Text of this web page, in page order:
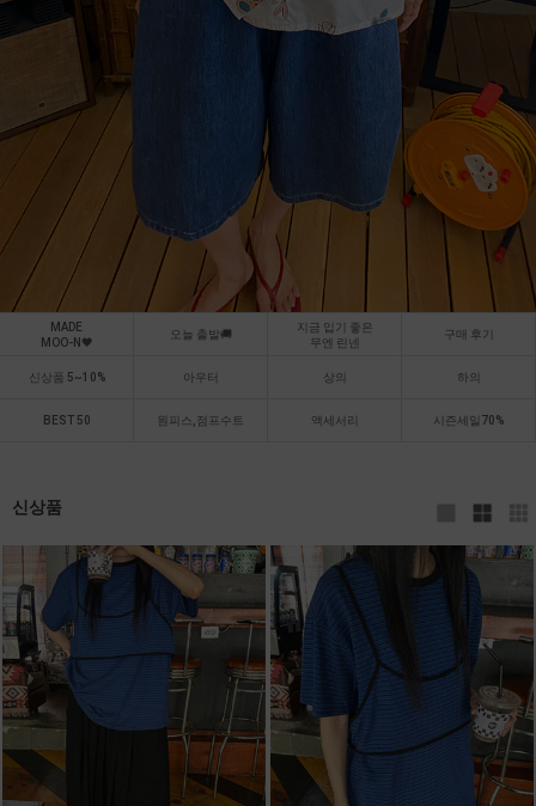
MADE
MOO-N🖤
오늘 출발🚚
지금 입기 좋은
무엔 린넨
구매 후기
신상품 5~10% 아우터 상의 하의
BEST 50 원피스,점프수트 액세서리 시즌세일70%
신상품